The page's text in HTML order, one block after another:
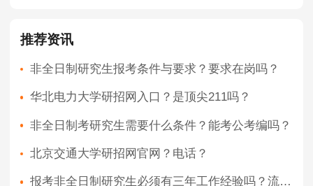
推荐资讯
非全日制研究生报考条件与要求？要求在岗吗？
华北电力大学研招网入口？是顶尖211吗？
非全日制考研究生需要什么条件？能考公考编吗？
北京交通大学研招网官网？电话？
报考非全日制研究生必须有三年工作经验吗？流程？